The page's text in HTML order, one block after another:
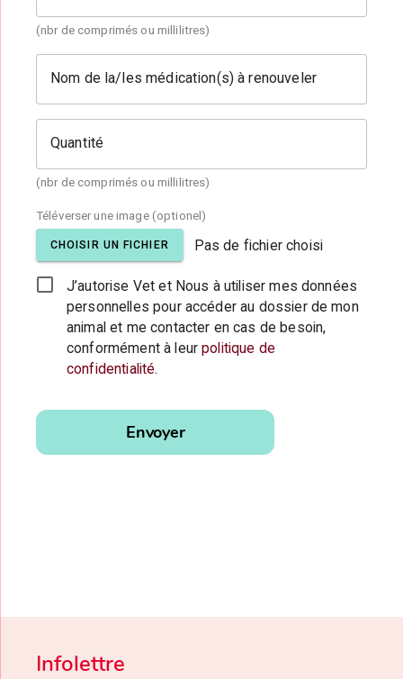
(nbr de comprimés ou millilitres)
Nom de la/les médication(s) à renouveler
Quantité
(nbr de comprimés ou millilitres)
Téléverser une image (optionel)
CHOISIR UN FICHIER Pas de fichier choisi
J’autorise Vet et Nous à utiliser mes données
personnelles pour accéder au dossier de mon
animal et me contacter en cas de besoin,
conformément à leurpolitique de
confidentialité.
champ
Envoyer
Infolettre